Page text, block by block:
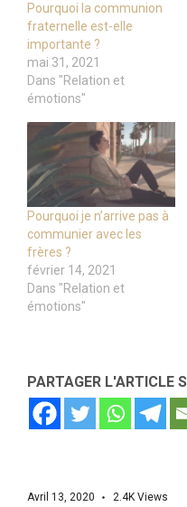
Pourquoi la communion
fraternelle est-elle
importante ?
mai 31, 2021
Dans "Relation et
émotions"
Pourquoi je n’arrive pas à
communier avec les
frères ?
février 14, 2021
Dans "Relation et
émotions"
PARTAGER L'ARTICLE
Avril 13, 2020 2.4K Views